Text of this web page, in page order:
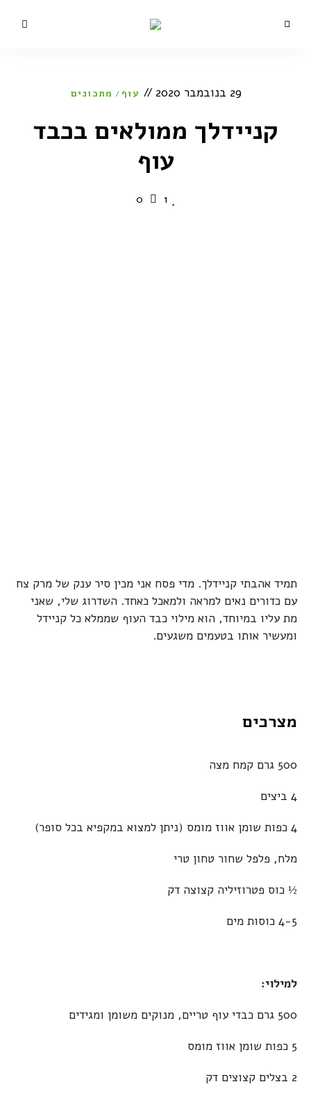
של השף
ישראל
אהרוני
של 29 בנובמבר 2020 עוף / מתכונים
קניידלך ממולאים בכבד
עוף
1
תמיד אהבתי קניידלך. מדי פסח אני מכין סיר ענק של מרק צח
עם כדורים נאים למראה ולמאכל כאחד. השדרוג שלי, שאני
מת עליו במיוחד, הוא מילוי כבד העוף שממלא כל קניידל
ומעשיר אותו בטעמים משגעים.
מצרכים
500 גרם קמח מצה
4 ביצים
4 כפות שומן אווז מומס (ניתן למצוא במקפיא בכל סופר)
מלח, פלפל שחור טחון טרי
½ כוס פטרוזיליה קצוצה דק
4-5 כוסות מים
למילוי:
500 גרם כבדי עוף טריים, מנוקים משומן ומגידים
5 כפות שומן אווז מומס
2 בצלים קצוצים דק